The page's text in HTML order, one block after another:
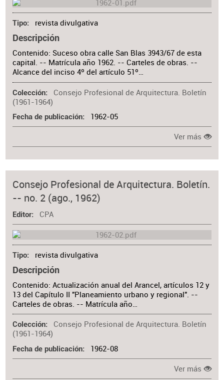
Tipo revista divulgativa
Descripción
Contenido: Suceso obra calle San Blas 3943/67 de esta
capital. -- Matrícula año 1962. -- Carteles de obras. --
Alcance del inciso 4º del artículo 51º…
Colección
Consejo Profesional de Arquitectura. Boletín
(1961-1964)
Fecha de publicación 1962-05
Ver más
Consejo Profesional de Arquitectura. Boletín.
-- no. 2 (ago., 1962)
Editor CPA
Tipo revista divulgativa
Descripción
Contenido: Actualización anual del Arancel, artículos 12 y
13 del Capítulo II "Planeamiento urbano y regional". --
Carteles de obras. -- Matrícula año…
Colección
Consejo Profesional de Arquitectura. Boletín
(1961-1964)
Fecha de publicación 1962-08
Ver más